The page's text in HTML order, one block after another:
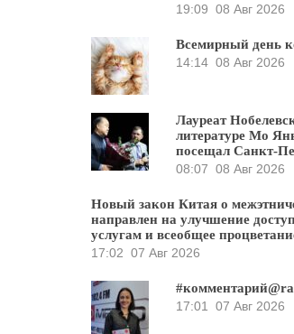
19:09 08 Авг 2026
Всемирный день
14:14 08 Авг 2026
Лауреат
литературе Мо
посещал Санкт-
08:07 08 Авг 2026
Новый закон Китая о
направлен на улучшение
услугам и всеобщее
17:02 07 Авг 2026
17:01
07 Авг 2026